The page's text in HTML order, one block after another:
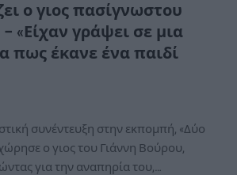
ο γιος πασίγνωστου
«Είχαν γράψει σε μια
πως έκανε ένα παιδί
συνέντευξη στην εκπομπή, «Δύο
ο γιος του Γιάννη Βούρου,
για την αναπηρία του,…